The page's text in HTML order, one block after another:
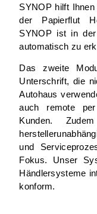
SYNOP hilft
der Papierflut
SYNOP ist in
automatisch zu
Das zweite
Unterschrift, die
Autohaus
auch remote
Kunden.
und
Fokus. Unser
Händlersysteme
konform.